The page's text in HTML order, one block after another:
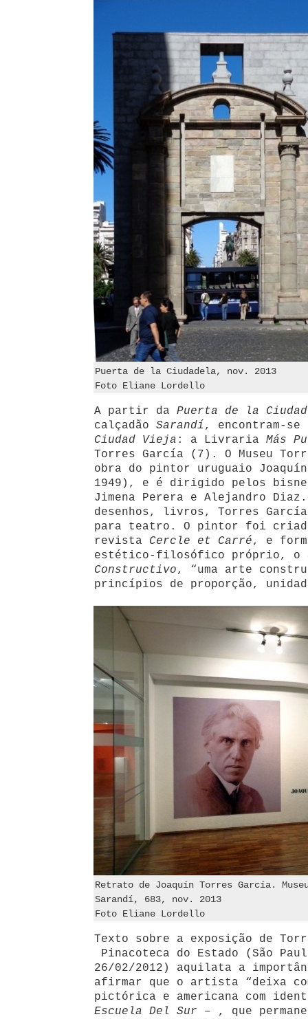
Puerta de la Ciudadela, nov. 2013
Foto Eliane Lordello
A partir da Puerta de la
calçadão Sarandí , encontram-
Ciudad Vieja : a Livraria Más
Torres García (7). O Museu
obra do pintor uruguaio
1949), e é dirigido pelos
Jimena Perera e Alejandro
desenhos, livros, Torres
para teatro. O pintor foi
revista Cercle et Carré, e
estético-filosófico próprio, o
Constructivo, “uma arte
princípios de proporção,
Retrato de Joaquín Torres García.
Sarandí, 683, nov. 2013
Foto Eliane Lordello
Texto sobre a exposição de
Pinacoteca do Estado (São
26/02/2012) aquilata a
afirmar que o artista “deixa
pictórica e americana com
Escuela Del Sur – , que